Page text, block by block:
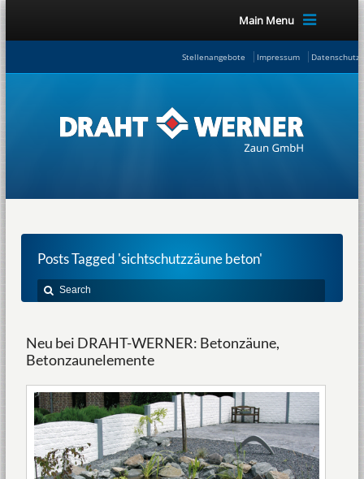
Main Menu
Stellenangebote Impressum
Posts Tagged 'sichtschutzzäune beton'
Neu bei DRAHT-WERNER: Betonzäune,
Betonzaunelemente